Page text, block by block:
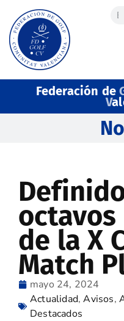
Federación de
V
de la X
Match
mayo 24, 2024
Actualidad,Avisos,
Destacados